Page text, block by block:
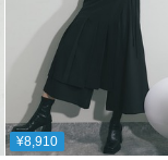
¥8,910